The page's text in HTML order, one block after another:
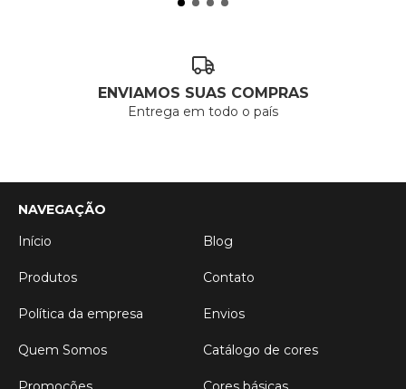
ENVIAMOS SUAS COMPRAS
Entrega em todo o país
NAVEGAÇÃO
Início
Blog
Produtos Contato
Política da empresa Envios
Quem Somos Catálogo de cores